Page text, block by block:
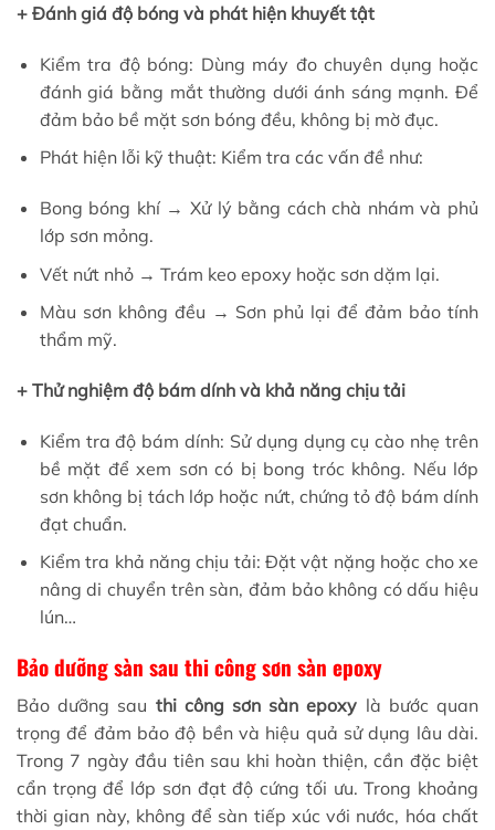
+ Đánh giá độ bóng và phát hiện khuyết tật
Kiểm tra độ bóng: Dùng máy đo chuyên dụng hoặc
đánh giá bằng mắt thường dưới ánh sáng mạnh. Để
đảm bảo bề mặt sơn bóng đều, không bị mờ đục.
Phát hiện lỗi kỹ thuật: Kiểm tra các vấn đề như:
Bong bóng khí → Xử lý bằng cách chà nhám và phủ
lớp sơn mỏng.
Vết nứt nhỏ → Trám keo epoxy hoặc sơn dặm lại.
Màu sơn không đều → Sơn phủ lại để đảm bảo tính
thẩm mỹ.
+ Thử nghiệm độ bám dính và khả năng chịu tải
Kiểm tra độ bám dính: Sử dụng dụng cụ cào nhẹ trên
bề mặt để xem sơn có bị bong tróc không. Nếu lớp
sơn không bị tách lớp hoặc nứt, chứng tỏ độ bám dính
đạt chuẩn.
Kiểm tra khả năng chịu tải: Đặt vật nặng hoặc cho xe
nâng di chuyển trên sàn, đảm bảo không có dấu hiệu
lún…
Bảo dưỡng sàn sau thi công sơn sàn epoxy
Bảo dưỡng sau thi công sơn sàn epoxy là bước quan
trọng để đảm bảo độ bền và hiệu quả sử dụng lâu dài.
Trong 7 ngày đầu tiên sau khi hoàn thiện, cần đặc biệt
cẩn trọng để lớp sơn đạt độ cứng tối ưu. Trong khoảng
thời gian này, không để sàn tiếp xúc với nước, hóa chất